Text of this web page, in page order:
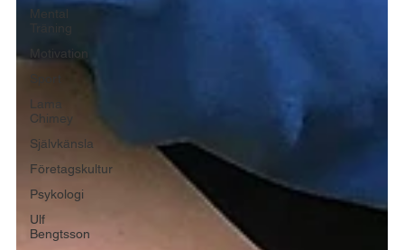
Mental
Träning
Motivation
Lama
Chimey
Självkänsla
Företagskultur
Psykologi
Ulf
Bengtsson